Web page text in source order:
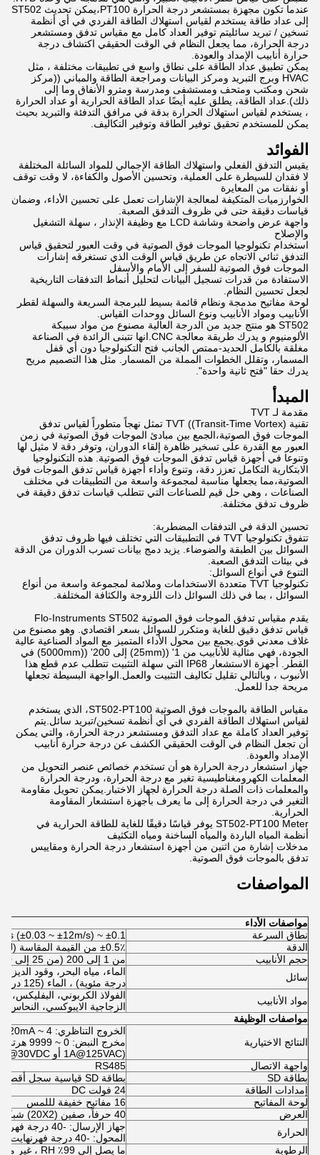
عندما تكون مجهزة بمستشعر درجة الحرارة PT100،يمكن تحديث ST502
إلى عداد طاقة يستخدم لقياس استهلاك الطاقة الفردي في أي أنظمة
تسخين / تبريد سائليتم توفير العداد كامل مع مقياس تدفق ومستشعر
درجة الحرارة، مما يجعل النظام في الوقت الحقيقي اكتشاف درجة
حرارة أنابيب الإمداد والعودة.
يمكن تطبيق عداد الطاقة على نطاق واسع في تطبيقات مختلفة ، مثل
HVAC وبرج التبريد ومركز البيانات ومراجعة الطاقة والمباني ((مركز
شحن ومكتب ومتحف ومستشفى ومدرسة ومترو الأنفاق وما إلى
ذلك).عداد الطاقة، يطلق عليه أيضًا عداد الطاقة الحرارية أو عداد الحرارة
، يستخدم لقياس استهلاك الحرارة بدقة في مرافق التدفئة والتبريد بحيث
يمكن للمستخدم تحقيق توفير الطاقة وتوفير التكاليف.
الفوائد
يقيس التدفق الفعلي واستهلاك الطاقة الإجمالي للمواد السائلة المختلفة
لا فقدان للسيطرة على العملية، وتحسين الأصول والكفاءة، لا وقت توقف
أو نفقات من المعايرة
الخوارزميات المتكيفة لمعالجة الإشارات تعمل على تحسين الأداء، وضمان
قياسات دقيقة حتى في ظروف التدفق الصعبة.
واجهة عرض واضحة وشاشة LCD مع وظيفة الإنذار ، سهلة التشغيل
والإصلاح
استخدام تكنولوجيا الموجات فوق الصوتية في وقت العبور لتحقيق قياس
التدفق ثنائي الاتجاه عن طريق قياس الوقت الذي تستغرقه إشارات
الموجات فوق الصوتية للسفر إلى الأمام والأسفل
الاستفادة من قدرات تسجيل البيانات لتحليل أنماط التدفقات التاريخية
لجعل تحسين النظام.
لوحة مفاتيح مدمجة ونظام قائمة بسيط للبرمجة السريعة والسهلة لقطر
الأنابيب ومواد الأنابيب ونوع السائل ووحدات القياس.
ST502 هو منتج جديد من الدرجة العالية مصنوع من مواد سبيكة
الألومنيوم و يدرك طريقة معالجة CNC.انها تتبنى الرائدة في الصناعة
مغلقة بالكامل الحديد-ممتص الجانب فتح التكنولوجيا دون أي قفل
المسمار، وتقلل الخطوات المملة من المسمار. مثل هذا التصميم مريح
يدرك حقا "فتح ثانية واحدة".
المبدأ
مقدمة لـ TVT
تقنية TVT ((Transit-Time Vortex) تمثل نهجاً متطوراً لقياس تدفق
الموجات فوق الصوتية،الجمع بين مبادئ الموجات فوق الصوتية في زمن
العبور مع القدرة على تسخير ظاهرة إلقاء الدوران، وتوفر دقة لا مثيل لها
وتنوعا في أجهزة قياس تدفق الموجات فوق الصوتية. هذه التكنولوجيا
الابتكارية التكامل تعزز دقة، وتنوع وأداء أجهزة قياس تدفق الموجات فوق
الصوتية،مما يجعلها مناسبة لمجموعة واسعة من التطبيقات في مختلف
الصناعات ، وهي حل قيم للصناعات التي تتطلب قياسات تدفق دقيقة في
ظروف تدفق مختلفة.
تحسين الدقة في التدفقات المضطربة:
تتفوق تكنولوجيا TVT في التطبيقات التي تختلف فيها ظروف تدفق
السوائل بين الطبقة والضوضاء. يزيد دمج بيانات تسرب الدوران من الدقة
في بيئات التدفق الصعبة.
التنوع في أنواع السوائل:
تكنولوجيا TVT متعددة الاستخدامات وملائمة لمجموعة واسعة من أنواع
السوائل ، بما في ذلك السوائل ذات اللزوجة والكثافة المختلفة.
يقدم مقياس تدفق الموجات فوق الصوتية Flo-Instruments ST502
قياس تدفق دقيق للغاية ومتكرر للسوائل بسعر اقتصادي. وهو مصنوع من
غلاف معدني قوي.يجمع بين محول الأداء المتميز مع المواد الصناعية عالية
الجودة، فهي مثالية للأنابيب من 1' ((25mm) إلى 200' ((5000mm) في
القطر. أجهزة الاستشعار IP68 التي سهلة التثبيت تتطلب عدم قطع هذا
الأنبوب ، وبالتالي تقليل تكاليف التثبيت والعمل.الواجهة البسيطة تجعلها
مريحة جدا للعمل.
مقياس الطاقة بالموجات فوق الصوتية ST502-PT100، الذي يستخدم
لقياس استهلاك الطاقة الفردي في أي أنظمة تسخين/تبريد سائل.يتم
توفير العداد كاملة مع عداد التدفق ومستشعر درجة الحرارة، والتي يمكن
أن تجعل النظام في الوقت الحقيقي الكشف عن درجة حرارة أنابيب
الإمداد والعودة.
جهاز استشعار درجة الحرارة هو أن تستخدم خصائص عنصر التحويل من
المعلمات الكهرومغناطيسية تغير مع درجة الحرارة، ودرجة الحرارة
والمعلمات ذات الصلة درجة الحرارة لجهاز الاختبار.يمكن تحويل مقاومة
التغير في درجة الحرارة إلى ما يعرف بأجهزة استشعار المقاومة
الحرارية.
ST502-PT100 Meter يوفر قياسًا دقيقًا للغاية للطاقة الحرارية في
أنظمة المياه الباردة والمياه الساخنة ومياه التكثيف
مدخلات إشارة من اثنين من أجهزة استشعار درجة الحرارة ومقاييس
تدفق بالموجات فوق الصوتية.
المواصفات
مواصفات الأداء
نطاق السرعة
±0.1 ~ ±40ft/s (±0.03 ~ ±12m/s)
الدقة
±0.5٪ من القيمة المقاسة (لـ ±1.5ft/s~±40ft/s)
حجم الأنابيب
من 1 إلى 200 (من 25 إلى 5000 مم)
سائل
درجة مئوية) ، الماء (125 درجة مئوية) ، غيرها
مواد الأنابيب
الفولاذ الكربوني، البفليكس،
الزجاجية الايبوكسي، النحاس،
مواصفات الوظيفة
النتائج الاختيارية
الخروج التناظري: 4 ~ 20mA، الحمل الأقصى 750Ω.
(1A@125VAC أو 2A@30VDC)
واجهة الاتصال
RS485
بطاقة SD
بطاقة SD قياسية سجل أقصى: 512days فاصل زمني سجل،سجل أقصى: 2GB
إمدادات الطاقة
24 فولت DC
لوحة المفاتيح
16 مفاتيح خفيفة لللمس
العرض
40 حرفاً، صفين (20X2) شبكة رقمية أحرفية، شاشة LCD مضاءة خلفياً
الحرارة
جهاز الإرسال: -40 درجة فهرنهايت إلى 140 درجة فهرنهايت (-40 درجة مئوية إلى 60 درجة مئوية)
المحول: -40 درجة فهرنهايت إلى 248 درجة فهرنهايت (-40 درجة مئوية إلى 120 درجة مئوية)
الرطوبة
ما يصل إلى 99٪ RH ، غير مكثف